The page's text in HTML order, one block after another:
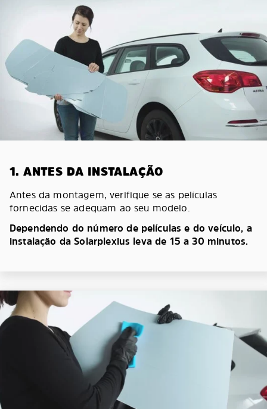
1. ANTES DA INSTALAÇÃO
Antes da montagem, verifique se as películas
fornecidas se adequam ao seu modelo.
Dependendo do número de películas e do veículo, a
instalação da Solarplexius leva de 15 a 30 minutos.